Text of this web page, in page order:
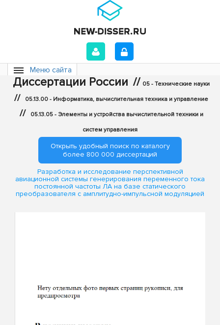
Меню сайта
Диссертации России // 05 - Технические науки
// 05.13.00 - Информатика, вычислительная техника и управление
// 05.13.05 - Элементы и устройства вычислительной техники и
систем управления
Открыть удобный поиск по каталогу
более 800 000 диссертаций
Разработка и исследование перспективной
авиационной системы генерирования переменного тока
постоянной частоты ЛА на базе статического
преобразователя с амплитудно-импульсной модуляцией